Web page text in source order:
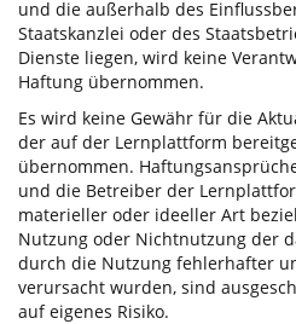
und die außerhalb des
Staatskanzlei oder des
Dienste liegen, wird keine
Haftung übernommen.
Es wird keine Gewähr für die
der auf der Lernplattform
übernommen.
und die Betreiber der
materieller oder ideeller Art
Nutzung oder Nichtnutzung der
durch die Nutzung fehlerhafter
verursacht wurden, sind
auf eigenes Risiko.